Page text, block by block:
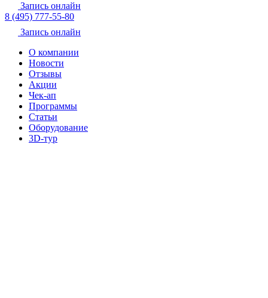
Запись онлайн
8 (495) 777-55-80
Запись онлайн
О компании
Новости
Отзывы
Акции
Чек-ап
Программы
Статьи
Оборудование
3D-тур